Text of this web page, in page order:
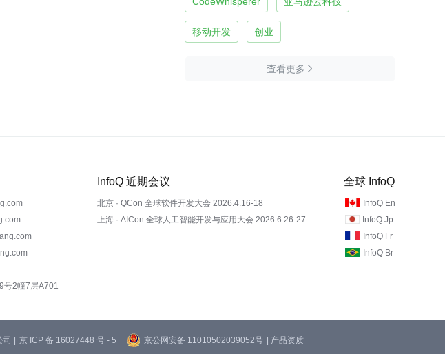
移动开发 创业
查看更多 
号2幢7层A701
InfoQ 近期会议
北京 · QCon 全球软件开发大会 2026.4.16-18
上海 · AICon 全球人工智能开发与应用大会 2026.6.26-27
全球 InfoQ
InfoQ En
InfoQ Jp
InfoQ Fr
InfoQ Br
| 京 ICP 备 16027448 号 - 5 京公网安备 11010502039052号 | 产品资质